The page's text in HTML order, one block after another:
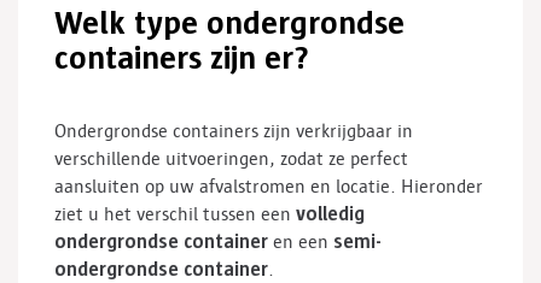
Welk type ondergrondse
containers zijn er?
Ondergrondse containers zijn verkrijgbaar in
verschillende uitvoeringen, zodat ze perfect
aansluiten op uw afvalstromen en locatie. Hieronder
ziet u het verschil tussen een volledig
ondergrondse container en een semi-
ondergrondse container